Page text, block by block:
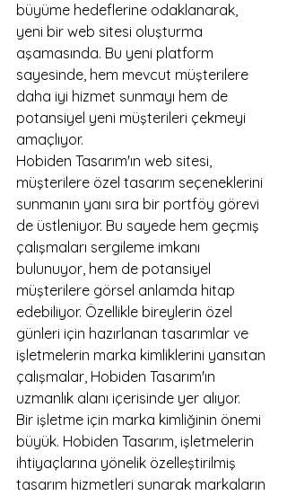
büyüme hedeflerine odaklanarak,
yeni bir web sitesi oluşturma
aşamasında. Bu yeni platform
sayesinde, hem mevcut müşterilere
daha iyi hizmet sunmayı hem de
potansiyel yeni müşterileri çekmeyi
amaçlıyor.
Hobiden Tasarım'ın web sitesi,
müşterilere özel tasarım seçeneklerini
sunmanın yanı sıra bir portföy görevi
de üstleniyor. Bu sayede hem geçmiş
çalışmaları sergileme imkanı
bulunuyor, hem de potansiyel
müşterilere görsel anlamda hitap
edebiliyor. Özellikle bireylerin özel
günleri için hazırlanan tasarımlar ve
işletmelerin marka kimliklerini yansıtan
çalışmalar, Hobiden Tasarım'ın
uzmanlık alanı içerisinde yer alıyor.
Bir işletme için marka kimliğinin önemi
büyük. Hobiden Tasarım, işletmelerin
ihtiyaçlarına yönelik özelleştirilmiş
tasarım hizmetleri sunarak markaların